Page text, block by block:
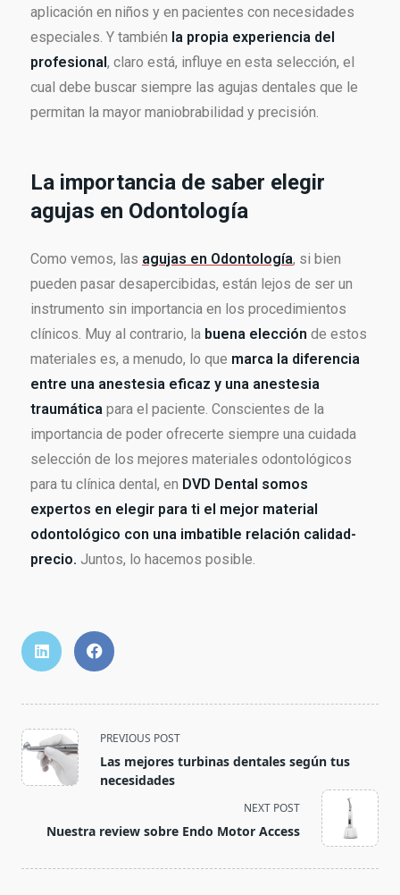
aplicación en niños y en pacientes con necesidades
especiales. Y también la propia experiencia del
profesional, claro está, influye en esta selección, el
cual debe buscar siempre las agujas dentales que le
permitan la mayor maniobrabilidad y precisión.
La importancia de saber elegir
agujas en Odontología
Como vemos, las agujas en Odontología, si bien
pueden pasar desapercibidas, están lejos de ser un
instrumento sin importancia en los procedimientos
clínicos. Muy al contrario, la buena elección de estos
materiales es, a menudo, lo que marca la diferencia
entre una anestesia eficaz y una anestesia
traumática para el paciente. Conscientes de la
importancia de poder ofrecerte siempre una cuidada
selección de los mejores materiales odontológicos
para tu clínica dental, en DVD Dental somos
expertos en elegir para ti el mejor material
odontológico con una imbatible relación calidad-
precio. Juntos, lo hacemos posible.
PREVIOUS POST
Las mejores turbinas dentales según tus
necesidades
NEXT POST
Nuestra review sobre Endo Motor Access